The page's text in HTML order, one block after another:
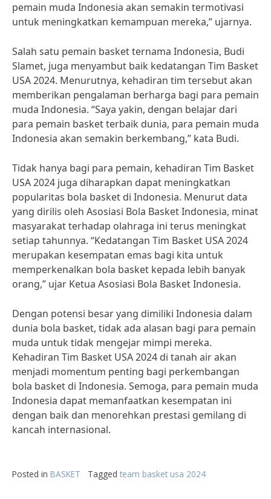
pemain muda Indonesia akan semakin termotivasi
untuk meningkatkan kemampuan mereka,” ujarnya.
Salah satu pemain basket ternama Indonesia, Budi
Slamet, juga menyambut baik kedatangan Tim Basket
USA 2024. Menurutnya, kehadiran tim tersebut akan
memberikan pengalaman berharga bagi para pemain
muda Indonesia. “Saya yakin, dengan belajar dari
para pemain basket terbaik dunia, para pemain muda
Indonesia akan semakin berkembang,” kata Budi.
Tidak hanya bagi para pemain, kehadiran Tim Basket
USA 2024 juga diharapkan dapat meningkatkan
popularitas bola basket di Indonesia. Menurut data
yang dirilis oleh Asosiasi Bola Basket Indonesia, minat
masyarakat terhadap olahraga ini terus meningkat
setiap tahunnya. “Kedatangan Tim Basket USA 2024
merupakan kesempatan emas bagi kita untuk
memperkenalkan bola basket kepada lebih banyak
orang,” ujar Ketua Asosiasi Bola Basket Indonesia.
Dengan potensi besar yang dimiliki Indonesia dalam
dunia bola basket, tidak ada alasan bagi para pemain
muda untuk tidak mengejar mimpi mereka.
Kehadiran Tim Basket USA 2024 di tanah air akan
menjadi momentum penting bagi perkembangan
bola basket di Indonesia. Semoga, para pemain muda
Indonesia dapat memanfaatkan kesempatan ini
dengan baik dan menorehkan prestasi gemilang di
kancah internasional.
Posted in BASKET Tagged team basket usa 2024